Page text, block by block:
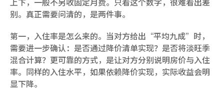
别。真正需要问清的，是两件事。
第一，入住率是怎么来的。当对方给出“平均九成”时，
需要进一步确认：是否通过降价清单实现？是否将淡旺季
混合计算？更可靠的方式，是让对方分别说明房价与入住
率。同样的入住水平，如果依赖降价实现，实际收益会明
显下降。